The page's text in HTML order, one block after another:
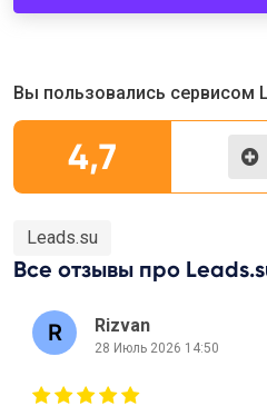
Вы пользовались сервисом
4,7
Leads.su
Все отзывы про
Rizvan
28 Июль 2026 14:50